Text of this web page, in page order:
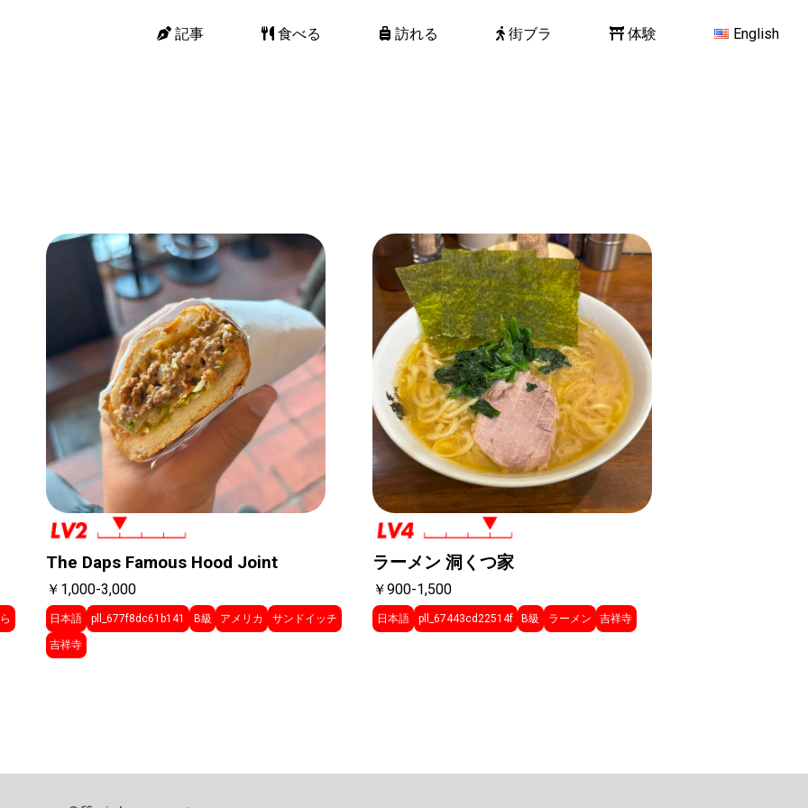
記事 食べる 訪れる 街ブラ 体験 English
The Daps Famous Hood Joint
￥1,000-3,000
日本語 pll_677f8dc61b141 B級 アメリカ サンドイッチ
吉祥寺
ラーメン 洞くつ家
￥900-1,500
日本語 pll_67443cd22514f B級 ラーメン 吉祥寺